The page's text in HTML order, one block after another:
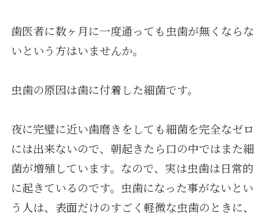
歯医者に数ヶ月に一度通っても虫歯が無くならな
いという方はいませんか。
虫歯の原因は歯に付着した細菌です。
夜に完璧に近い歯磨きをしても細菌を完全なゼロ
には出来ないので、朝起きたら口の中ではまた細
菌が増殖しています。なので、実は虫歯は日常的
に起きているのです。虫歯になった事がないとい
う人は、表面だけのすごく軽微な虫歯のときに、